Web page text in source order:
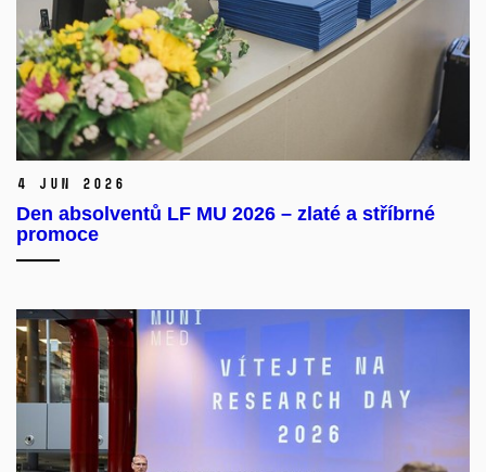
4 Jun 2026
Den absolventů LF MU 2026 – zlaté a stříbrné
promoce